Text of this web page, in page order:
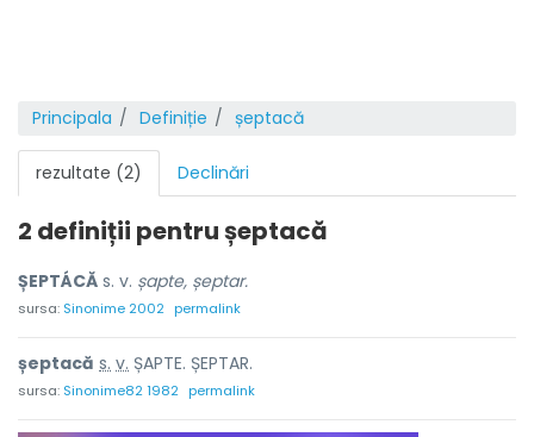
Principala Definiție șeptacă
rezultate (2) Declinări
2 definiții pentrușeptacă
ȘEPTÁCĂ s. v. șapte, șeptar.
sursa: Sinonime 2002 permalink
șeptacă s. v. ȘAPTE. ȘEPTAR.
sursa: Sinonime82 1982 permalink